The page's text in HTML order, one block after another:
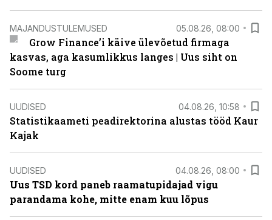
MAJANDUSTULEMUSED 05.08.26, 08:00
Grow Finance’i käive ülevõetud firmaga
kasvas, aga kasumlikkus langes | Uus siht on
Soome turg
UUDISED 04.08.26, 10:58
Statistikaameti peadirektorina alustas tööd Kaur
Kajak
UUDISED 04.08.26, 08:00
Uus TSD kord paneb raamatupidajad vigu
parandama kohe, mitte enam kuu lõpus